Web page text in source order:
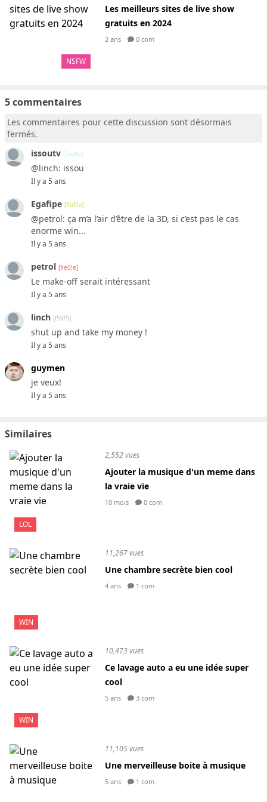
NSFW
Les meilleurs sites de live show
gratuits en 2024
2 ans 0 com
5 commentaires
Les commentaires pour cette discussion sont désormais
fermés.
issoutv [7ad!a]
@linch: issou
Il y a 5 ans
Egafipe [9a0!a]
@petrol: ça m’a l’air d’être de la 3D, si c’est pas le cas
enorme win...
Il y a 5 ans
petrol [9e0!e]
Le make-off serait intéressant
Il y a 5 ans
linch [f59!5]
shut up and take my money !
Il y a 5 ans
guymen
je veux!
Il y a 5 ans
Similaires
LOL
2,552 vues
Ajouter la musique d'un meme dans
la vraie vie
10 mois 0 com
WIN
11,267 vues
Une chambre secrète bien cool
4 ans 1 com
WIN
10,473 vues
Ce lavage auto a eu une idée super
cool
5 ans 3 com
11,105 vues
Une merveilleuse boite à musique
5 ans 1 com